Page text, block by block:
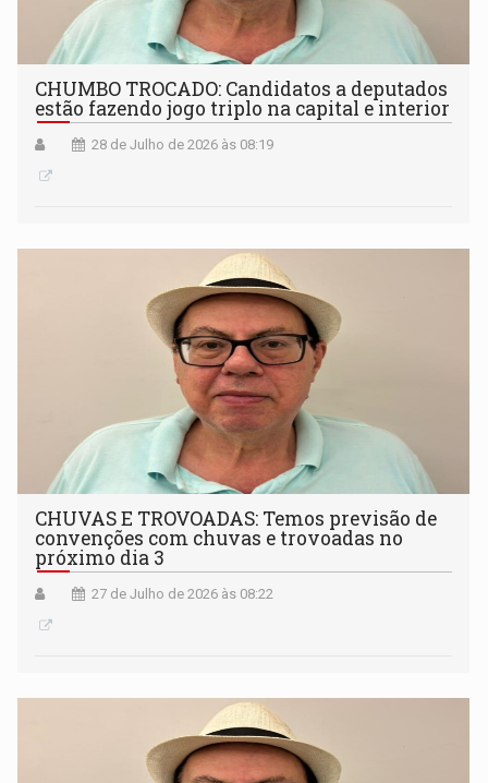
CHUMBO TROCADO: Candidatos a deputados
estão fazendo jogo triplo na capital e interior
28 de Julho de 2026 às 08:19
CHUVAS E TROVOADAS: Temos previsão de
convenções com chuvas e trovoadas no
próximo dia 3
27 de Julho de 2026 às 08:22